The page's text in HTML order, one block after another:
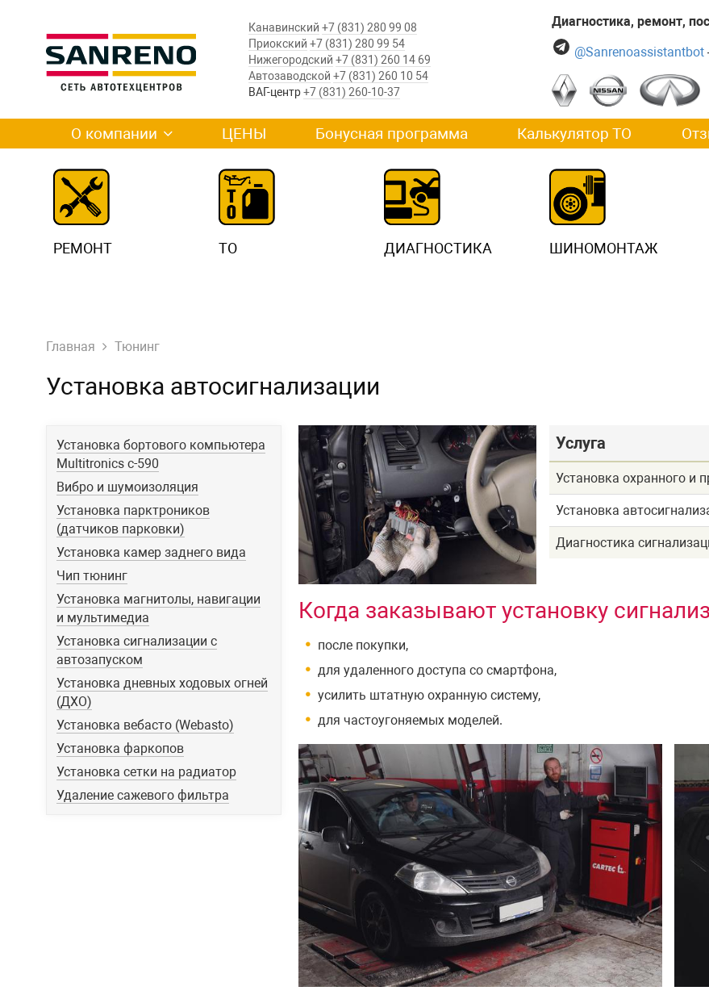
Канавинский +7 (831) 280 99 08
Приокский +7 (831) 280 99 54
Нижегородский +7 (831) 260 14 69
Автозаводской +7 (831) 260 10 54
ВАГ-центр+7 (831) 260-10-37
Диагностика, ремонт,
@Sanrenoassistantbot
О компании ЦЕНЫ Бонусная программа Калькулятор ТО
РЕМОНТ ТО ДИАГНОСТИКА ШИНОМОНТАЖ
Главная Тюнинг
Установка автосигнализации
Установка бортового компьютера
Multitronics c-590
Вибро и шумоизоляция
Установка парктроников
(датчиков парковки)
Установка камер заднего вида
Чип тюнинг
Установка магнитолы, навигации
и мультимедиа
Установка сигнализации с
автозапуском
Установка дневных ходовых огней
(ДХО)
Установка вебасто (Webasto)
Установка фаркопов
Установка сетки на радиатор
Удаление сажевого фильтра
Услуга
Установка охранного и
Установка
Диагностика
Когда заказывают установку
после покупки,
для удаленного доступа со смартфона,
усилить штатную охранную систему,
для частоугоняемых моделей.